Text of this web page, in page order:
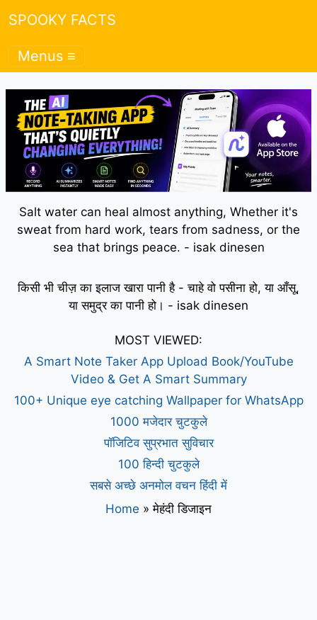
SPOOKY FACTS
Menus ≡
Salt water can heal almost anything, Whether it's
sweat from hard work, tears from sadness, or the
sea that brings peace. - isak dinesen
किसी भी चीज़ का इलाज खारा पानी है - चाहे वो पसीना हो, या आँसू,
या समुद्र का पानी हो। - isak dinesen
MOST VIEWED:
A Smart Note Taker App Upload Book/YouTube
Video & Get A Smart Summary
100+ Unique eye catching Wallpaper for WhatsApp
1000 मजेदार चुटकुले
पॉजिटिव सुप्रभात सुविचार
100 हिन्दी चुटकुले
सबसे अच्छे अनमोल वचन हिंदी में
Home »मेहंदी डिजाइन